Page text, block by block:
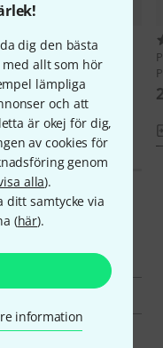
dig den bästa
allt som hör
lämpliga
och att
är okej för dig,
av cookies för
genom
alla).
ditt samtycke via
(här).
information
3
DCL-20 Deluxe Clarinet
en överblick